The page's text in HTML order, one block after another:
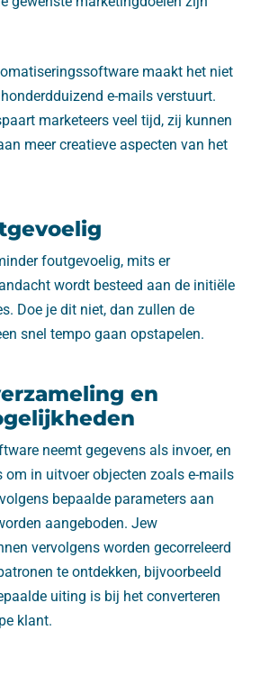
maakt het niet
e-mails verstuurt.
marketeers veel tijd, zij kunnen
meer creatieve aspecten van het
foutgevoelig, mits er
wordt besteed aan de initiële
Doe je dit niet, dan zullen de
snel tempo gaan opstapelen.
en
neemt gegevens als invoer, en
om in uitvoer objecten zoals e-mails
bepaalde parameters aan
aangeboden. Jew
vervolgens worden gecorreleerd
te ontdekken, bijvoorbeeld
uiting is bij het converteren
klant.